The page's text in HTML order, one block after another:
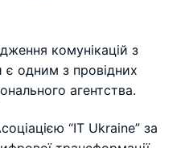
комунікацій з
є одним з провідних
агентства.
“IT Ukraine” за